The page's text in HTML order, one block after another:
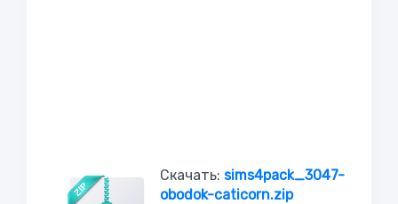
Скачать: sims4pack_3047-
obodok-caticorn.zip